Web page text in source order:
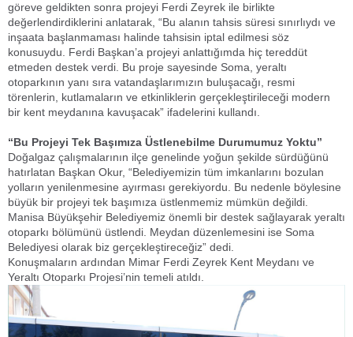
göreve geldikten sonra projeyi Ferdi Zeyrek ile birlikte
değerlendirdiklerini anlatarak, “Bu alanın tahsis süresi sınırlıydı ve
inşaata başlanmaması halinde tahsisin iptal edilmesi söz
konusuydu. Ferdi Başkan’a projeyi anlattığımda hiç tereddüt
etmeden destek verdi. Bu proje sayesinde Soma, yeraltı
otoparkının yanı sıra vatandaşlarımızın buluşacağı, resmi
törenlerin, kutlamaların ve etkinliklerin gerçekleştirileceği modern
bir kent meydanına kavuşacak” ifadelerini kullandı.
“Bu Projeyi Tek Başımıza Üstlenebilme Durumumuz Yoktu”
Doğalgaz çalışmalarının ilçe genelinde yoğun şekilde sürdüğünü
hatırlatan Başkan Okur, “Belediyemizin tüm imkanlarını bozulan
yolların yenilenmesine ayırması gerekiyordu. Bu nedenle böylesine
büyük bir projeyi tek başımıza üstlenmemiz mümkün değildi.
Manisa Büyükşehir Belediyemiz önemli bir destek sağlayarak yeraltı
otoparkı bölümünü üstlendi. Meydan düzenlemesini ise Soma
Belediyesi olarak biz gerçekleştireceğiz” dedi.
Konuşmaların ardından Mimar Ferdi Zeyrek Kent Meydanı ve
Yeraltı Otoparkı Projesi’nin temeli atıldı.